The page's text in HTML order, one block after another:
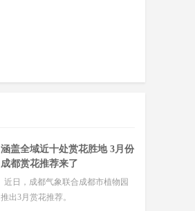
海” 之约
涵盖全域近十处赏花胜地 3月份
成都赏花推荐来了
近日，成都气象联合成都市植物园
推出3月赏花推荐。